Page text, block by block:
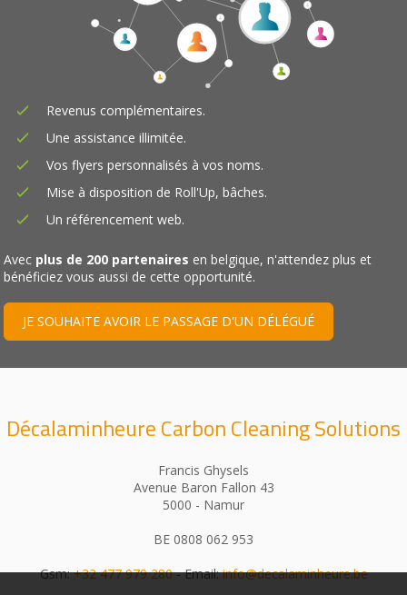
Revenus complémentaires.
Une assistance illimitée.
Vos flyers personnalisés à vos noms.
Mise à disposition de Roll'Up, bâches.
Un référencement web.
Avec plus de 200 partenaires en belgique, n'attendez plus et
bénéficiez vous aussi de cette opportunité.
JE SOUHAITE AVOIR LE PASSAGE D'UN DÉLÉGUÉ
Décalaminheure Carbon Cleaning Solutions
Francis Ghysels
Avenue Baron Fallon 43
5000 - Namur
BE 0808 062 953
Gsm:+32 477 979 280- Email:info@decalaminheure.be